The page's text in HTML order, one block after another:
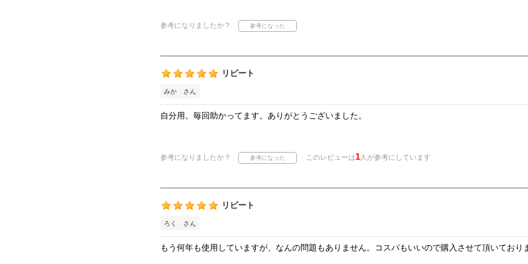
参考になりましたか？
リピート
みか さん
自分用。毎回助かってます。ありがとうございました。
参考になりましたか？ このレビューは1人が参考にしています
リピート
ろく さん
もう何年も使用していますが、なんの問題もありません。コスパもいいので購入させて頂いており